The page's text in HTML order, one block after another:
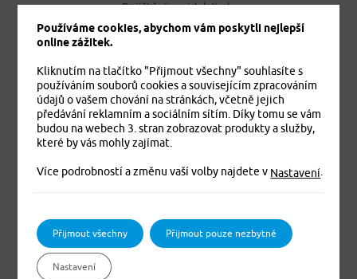
Pojištění vozidel Jízda
Cestovní pojištění online
Pojištění cizinců online
Úrazové pojištění online
Pojištění vozidel Jízda online
NEJČASTĚJI HLEDÁTE
Používáme cookies, abychom vám poskytli nejlepší
online zážitek.
Kliknutím na tlačítko "Přijmout všechny" souhlasíte s
používáním souborů cookies a souvisejícím zpracováním
údajů o vašem chování na stránkách, včetně jejich
předávání reklamním a sociálním sítím. Díky tomu se vám
budou na webech 3. stran zobrazovat produkty a služby,
které by vás mohly zajímat.
Více podrobností a změnu vaší volby najdete v Nastavení.
Přijmout všechny Přijmout pouze nezbytné
Nastavení